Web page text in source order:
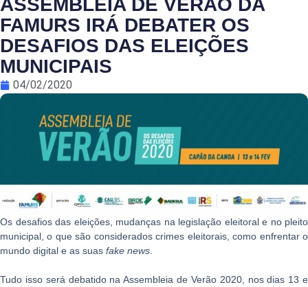
ASSEMBLEIA DE VERÃO DA
FAMURS IRÁ DEBATER OS
DESAFIOS DAS ELEIÇÕES
MUNICIPAIS
04/02/2020
Os desafios das eleições, mudanças na legislação eleitoral e no pleito
municipal, o que são considerados crimes eleitorais, como enfrentar o
mundo digital e as suas fake news
Tudo isso será debatido na Assembleia de Verão 2020, nos dias 13 e